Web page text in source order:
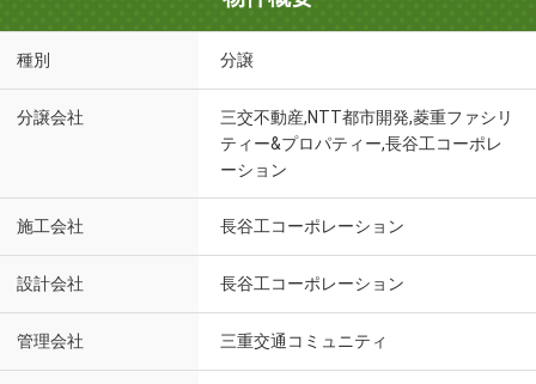
種別 分譲
分譲会社
三交不動産,NTT都市開発,菱重ファシリ
ティー&プロパティー,長谷工コーポレ
ーション
施工会社 長谷工コーポレーション
設計会社 長谷工コーポレーション
管理会社 三重交通コミュニティ